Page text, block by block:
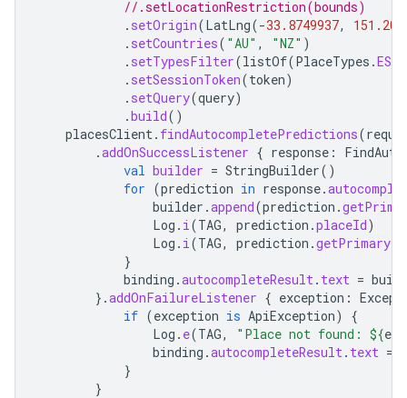
//.setLocationRestriction(bounds)
. setOrigin(LatLng(-33.8749937,
. setCountries( "AU" , "NZ" )
. setTypesFilter(listOf(PlaceTypes .
. setSessionToken(token)
. setQuery(query)
.build()
placesClient . findAutocompletePredictions(
.addOnSuccessListener { response :
val builder = StringBuilder()
for (prediction in response.
builder .append(prediction .
Log . i (TAG, prediction .placeId)
Log . i (TAG, prediction .
}
binding .autocompleteResult . text =
}.addOnFailureListener { exception :
if (exception is ApiException)
{
Log . e(TAG, "Place not found: ${
binding .autocompleteResult . text =
}
}